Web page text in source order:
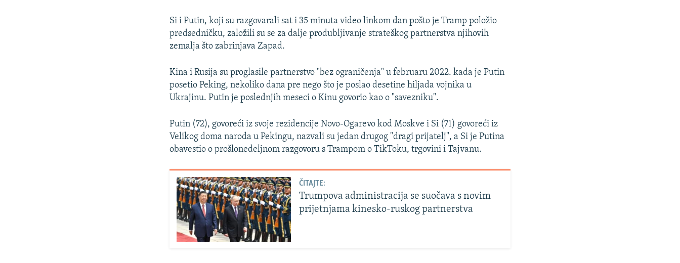
Si i Putin, koji su razgovarali sat i 35 minuta video linkom dan pošto je Tramp položio
predsedničku, založili su se za dalje produbljivanje strateškog partnerstva njihovih
zemalja što zabrinjava Zapad.
Kina i Rusija su proglasile partnerstvo "bez ograničenja" u februaru 2022. kada je Putin
posetio Peking, nekoliko dana pre nego što je poslao desetine hiljada vojnika u
Ukrajinu. Putin je poslednjih meseci o Kinu govorio kao o "savezniku".
Putin (72), govoreći iz svoje rezidencije Novo-Ogarevo kod Moskve i Si (71) govoreći iz
Velikog doma naroda u Pekingu, nazvali su jedan drugog "dragi prijatelj", a Si je Putina
obavestio o prošlonedeljnom razgovoru s Trampom o TikToku, trgovini i Tajvanu.
ČITAJTE:
Trumpova administracija se suočava s novim
prijetnjama kinesko-ruskog partnerstva